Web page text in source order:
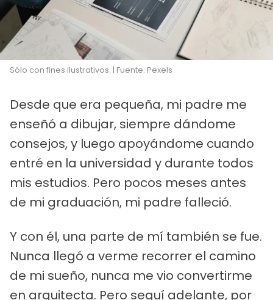
Sólo con fines ilustrativos. | Fuente: Pexels
Desde que era pequeña, mi padre me
enseñó a dibujar, siempre dándome
consejos, y luego apoyándome cuando
entré en la universidad y durante todos
mis estudios. Pero pocos meses antes
de mi graduación, mi padre falleció.
Y con él, una parte de mí también se fue.
Nunca llegó a verme recorrer el camino
de mi sueño, nunca me vio convertirme
en arquitecta. Pero seguí adelante, por